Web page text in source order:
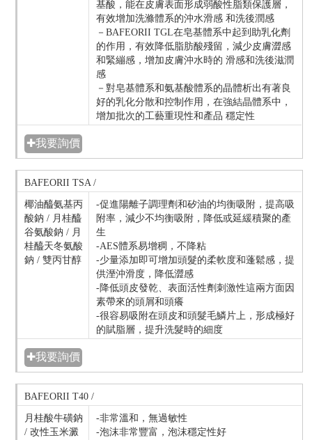
基酸，能在皮膚表面形成弱酸性脂類保護層，
有效增加洗滌體系的沖水滑感 和洗後潤感
－BAFEORII TGL在皂基體系中起到助乳化劑
的作用，有效降低脂肪酸殘留，減少皮膚澀感
和緊繃感，增加皮膚沖水時的 滑感和洗後滋潤
感
－對皂基體系和氨基酸體系的晶體析出有著良
好的乳化分散和控制作用，在強結晶體系中，
增加批次的工藝重現性和產品 穩定性
✚我要詢價
BAFEORII TSA /
椰油醯氨基丙
酸鈉 / 月桂醯
谷氨酸鈉 / 月
桂醯天冬氨酸
鈉 / 雙丙甘醇
-促進陽離子調理劑和矽油的均衡吸附，提高吸
附率，減少不均衡吸附，降低或延緩積聚的產
生
-AES體系易增稠，不降粘
-少量添加即可增加頭髮的柔軟度和蓬鬆感，提
供溼沖滑度，降低澀感
-降低頭皮發乾、表面活性劑刺激性這兩方面因
素帶來的頭屑和頭癢
-很容易吸附在頭皮和頭髮毛鱗片上，形成極好
的賦脂層，提升洗髮時的細度
✚我要詢價
BAFEORII T40 /
月桂酸牛磺鈉
/ 改性玉米澱
-非常溫和，無過敏性
-泡沫非常豐富，泡沫穩定性好